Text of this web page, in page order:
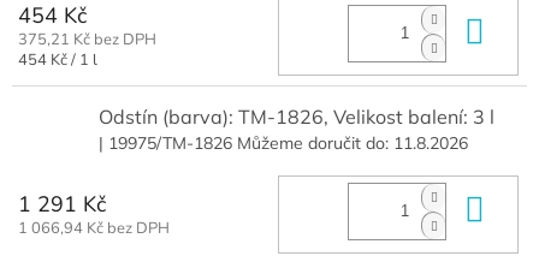
454 Kč
375,21 Kč bez DPH
Měrná
454 Kč / 1 l
Odstín (barva): TM-1826, Velikost balení: 3 l
| 19975/TM-1826 Můžeme doručit do: 11.8.2026
1 291 Kč
1 066,94 Kč bez DPH